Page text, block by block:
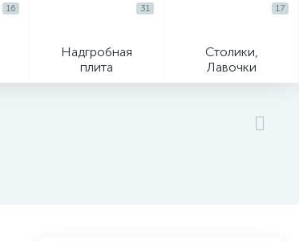
16
Надгробная
плита
31
Столики,
Лавочки
17